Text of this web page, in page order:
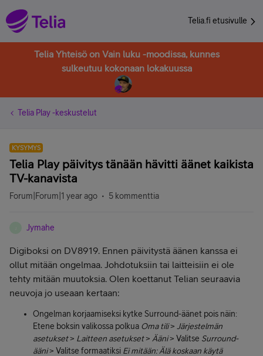
Telia.fi etusivulle
Telia Yhteisö on Vain luku -moodissa, kunnes
sulkeutuu kokonaan lokakuussa
Telia Play -keskustelut
KYSYMYS
Telia Play päivitys tänään hävitti äänet kaikista
TV-kanavista
Forum|Forum|1 year ago 5 kommenttia
Jymahe
Digiboksi on DV8919. Ennen päivitystä äänen kanssa ei
ollut mitään ongelmaa. Johdotuksiin tai laitteisiin ei ole
tehty mitään muutoksia. Olen koettanut Telian seuraavia
neuvoja jo useaan kertaan:
Ongelman korjaamiseksi kytke Surround-äänet pois näin:
Etene boksin valikossa polkua Oma tili> Järjestelmän
asetukset> Laitteen asetukset> Ääni> Valitse Surround-
ääni> Valitse formaatiksi Ei mitään: Älä koskaan käytä